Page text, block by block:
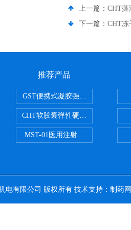
上一篇： CHT藻
下一篇： CHT冻
推荐产品
GST便携式凝胶强度测定仪
CHT软胶囊弹性硬度测试仪
MST-01医用注射器测试仪
电有限公司 版权所有 技术支持： 制药网